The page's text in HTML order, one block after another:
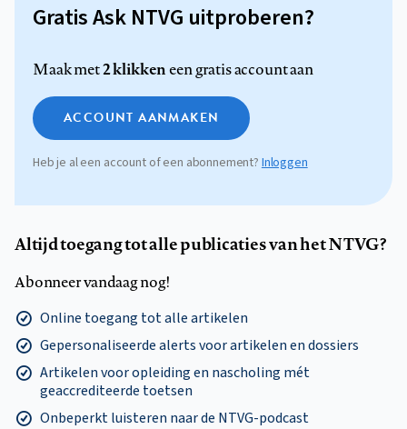
Gratis Ask NTVG uitproberen?
Maak met2 klikkeneen gratis account aan
ACCOUNT AANMAKEN
Heb je al een account of een abonnement? Inloggen
Altijd toegang tot alle publicaties van het NTVG?
Abonneer vandaag nog!
Online toegang tot alle artikelen
Gepersonaliseerde alerts voor artikelen en dossiers
Artikelen voor opleiding en nascholing mét
geaccrediteerde toetsen
Onbeperkt luisteren naar de NTVG-podcast